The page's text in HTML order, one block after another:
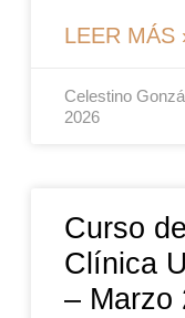
LEER MÁS
Celestino
2026
Curso
Clínica
– Marzo